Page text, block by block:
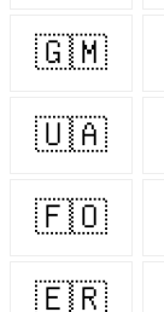
🇬🇲
🇺🇦
🇫🇴
🇪🇷